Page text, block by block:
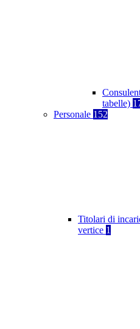
tabelle)
Personale 152
Titolari di
vertice 1